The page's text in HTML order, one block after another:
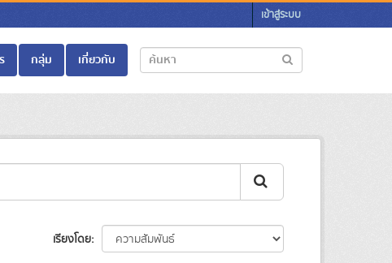
เข้าสู่ระบบ
กลุ่ม เกี่ยวกับ
เรียงโดย